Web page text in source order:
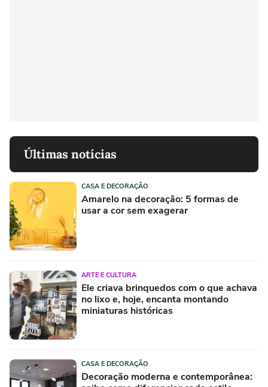
Últimas notícias
CASA E DECORAÇÃO
Amarelo na decoração: 5 formas de
usar a cor sem exagerar
ARTE E CULTURA
Ele criava brinquedos com o que achava
no lixo e, hoje, encanta montando
miniaturas históricas
CASA E DECORAÇÃO
Decoração moderna e contemporânea: